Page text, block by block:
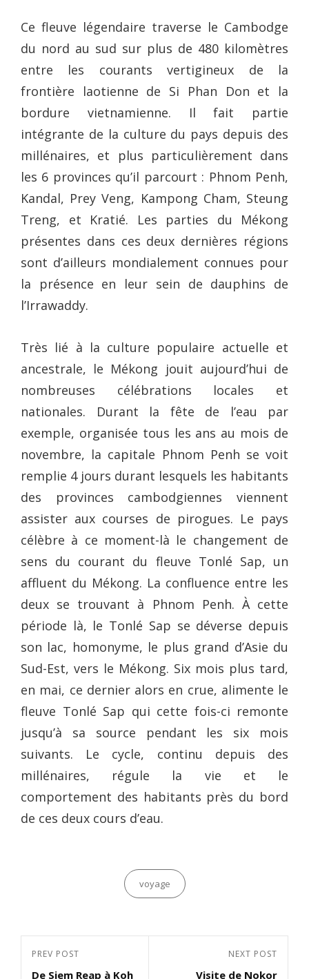
Ce fleuve légendaire traverse le Cambodge
du nord au sud sur plus de 480 kilomètres
entre les courants vertigineux de la
frontière laotienne de Si Phan Don et la
bordure vietnamienne. Il fait partie
intégrante de la culture du pays depuis des
millénaires, et plus particulièrement dans
les 6 provinces qu’il parcourt : Phnom Penh,
Kandal, Prey Veng, Kampong Cham, Steung
Treng, et Kratié. Les parties du Mékong
présentes dans ces deux dernières régions
sont d’ailleurs mondialement connues pour
la présence en leur sein de dauphins de
l’Irrawaddy.
Très lié à la culture populaire actuelle et
ancestrale, le Mékong jouit aujourd’hui de
nombreuses célébrations locales et
nationales. Durant la fête de l’eau par
exemple, organisée tous les ans au mois de
novembre, la capitale Phnom Penh se voit
remplie 4 jours durant lesquels les habitants
des provinces cambodgiennes viennent
assister aux courses de pirogues. Le pays
célèbre à ce moment-là le changement de
sens du courant du fleuve Tonlé Sap, un
affluent du Mékong. La confluence entre les
deux se trouvant à Phnom Penh. À cette
période là, le Tonlé Sap se déverse depuis
son lac, homonyme, le plus grand d’Asie du
Sud-Est, vers le Mékong. Six mois plus tard,
en mai, ce dernier alors en crue, alimente le
fleuve Tonlé Sap qui cette fois-ci remonte
jusqu’à sa source pendant les six mois
suivants. Le cycle, continu depuis des
millénaires, régule la vie et le
comportement des habitants près du bord
de ces deux cours d’eau.
Categories
voyage
Navigation
de
Previous
PREV POST
De Siem Reap à Koh
NEXT POST
Visite de Nokor